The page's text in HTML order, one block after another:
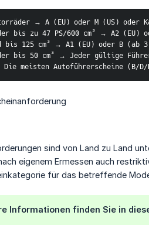
→ A (EU) oder M (US) oder
bis zu 47 PS/600 cm³ → A2 (EU)
bis 125 cm³ → A1 (EU) oder B (ab
bis 50 cm³ → Jeder gültige
Die meisten Autoführerscheine (B/
sind von Land zu Land
eigenem Ermessen auch
für das betreffende
Informationen finden Sie in